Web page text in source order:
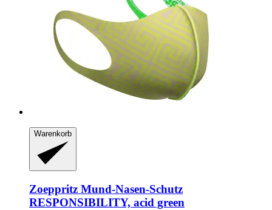
Warenkorb
Zoeppritz Mund-​Nasen-​Schutz
RESPONSIBILITY, acid green